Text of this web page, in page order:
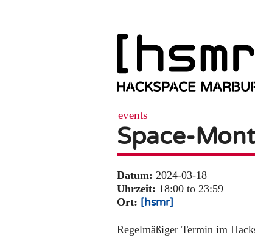
events
Space-
Datum: 2024-03-18
Uhrzeit: 18:00 to 23:59
Ort: [hsmr]
Regelmäßiger Termin im